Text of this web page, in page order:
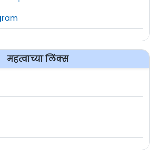
महत्वाच्या लिंक्स